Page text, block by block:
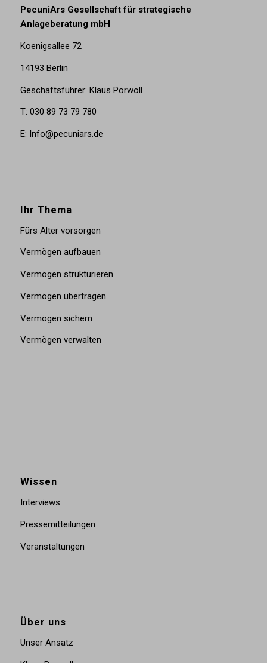
PecuniArs Gesellschaft für strategische
Anlageberatung mbH
Koenigsallee 72
14193 Berlin
Geschäftsführer: Klaus Porwoll
T: 030 89 73 79 780
E: Info@pecuniars.de
Ihr Thema
Fürs Alter vorsorgen
Vermögen aufbauen
Vermögen strukturieren
Vermögen übertragen
Vermögen sichern
Vermögen verwalten
Wissen
Interviews
Pressemitteilungen
Veranstaltungen
Über uns
Unser Ansatz